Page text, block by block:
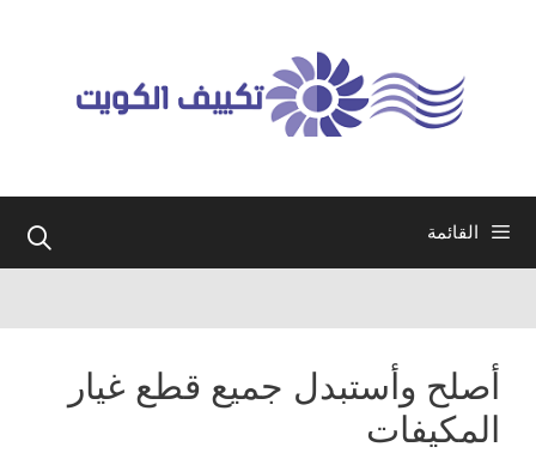
القائمة
أصلح وأستبدل جميع قطع غيار
المكيفات